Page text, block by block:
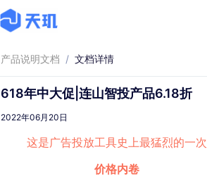
产品说明文档 / 文档详情
618年中大促|连山智投产品6.18折
2022年06月20日
这是广告投放工具史上最猛烈的一次
价格内卷